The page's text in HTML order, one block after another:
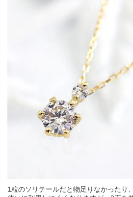
1粒のソリテールだと物足りなかったり